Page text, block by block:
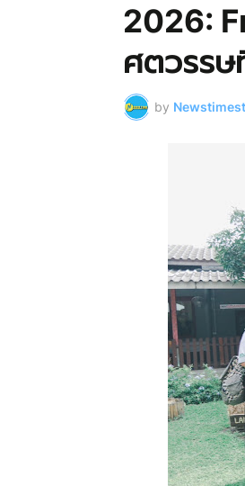
2026:
ศตวรรษ
by